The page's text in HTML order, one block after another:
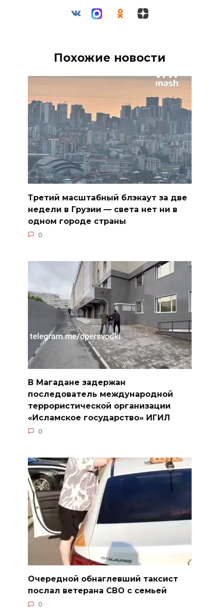
Похожие новости
Третий масштабный блэкаут за две
недели в Грузии — света нет ни в
одном городе страны
0
В Магадане задержан
последователь международной
террористической организации
«Исламское государство» ИГИЛ
0
Очередной обнаглевший таксист
послал ветерана СВО с семьей
0